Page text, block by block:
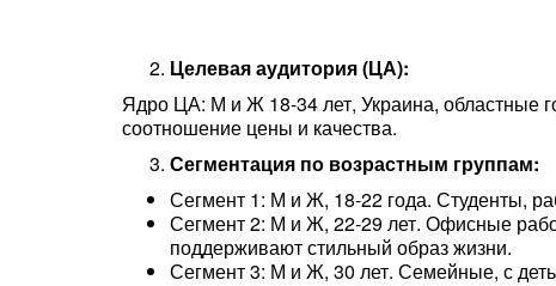
Целевая аудитория (ЦА):
Ядро ЦА: М и Ж 18-34 лет, Украина, областные
соотношение цены и качества.
Сегментация по возрастным группам:
Сегмент 1: М и Ж, 18-22 года. Студенты,
Сегмент 2: М и Ж, 22-29 лет. Офисные
поддерживают стильный образ жизни.
Сегмент 3: М и Ж, 30 лет. Семейные, с